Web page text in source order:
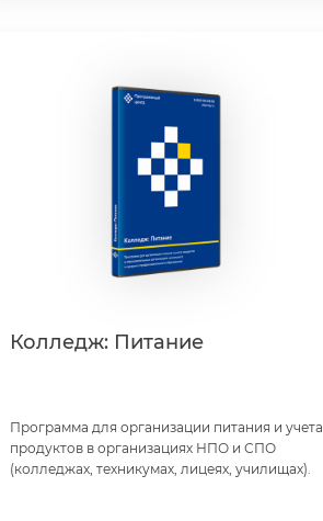
Колледж: Питание
Программа для организации питания и учета
продуктов в организациях НПО и СПО
(колледжах, техникумах, лицеях, училищах).